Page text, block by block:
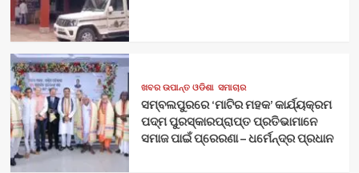
ଖବର ଉପାନ୍ତ ଓଡିଶା ସମାଚାର
ସମ୍ବଲପୁରରେ ‘ମାଟିର ମହକ’ କାର୍ଯ୍ୟକ୍ରମ
ପଦ୍ମ ପୁରସ୍କାରପ୍ରାପ୍ତ ପ୍ରତିଭାମାନେ
ସମାଜ ପାଇଁ ପ୍ରେରଣା – ଧର୍ମେନ୍ଦ୍ର ପ୍ରଧାନ